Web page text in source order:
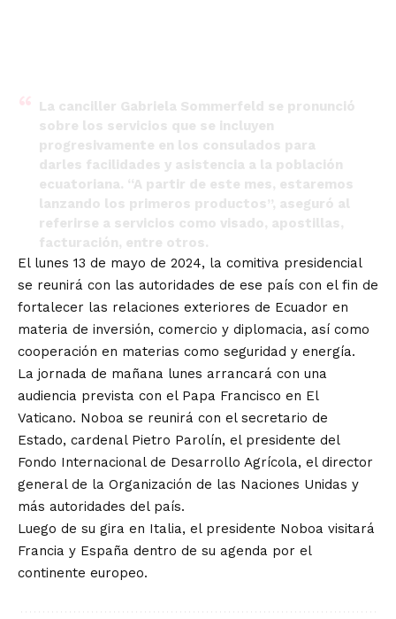
La canciller Gabriela Sommerfeld se pronunció
sobre los servicios que se incluyen
progresivamente en los consulados para
darles facilidades y asistencia a la población
ecuatoriana. “A partir de este mes, estaremos
lanzando los primeros productos”, aseguró al
referirse a servicios como visado, apostillas,
facturación, entre otros.
El lunes 13 de mayo de 2024, la comitiva presidencial
se reunirá con las autoridades de ese país con el fin de
fortalecer las relaciones exteriores de Ecuador en
materia de inversión, comercio y diplomacia, así como
cooperación en materias como seguridad y energía.
La jornada de mañana lunes arrancará con una
audiencia prevista con el Papa Francisco en El
Vaticano. Noboa se reunirá con el secretario de
Estado, cardenal Pietro Parolín, el presidente del
Fondo Internacional de Desarrollo Agrícola, el director
general de la Organización de las Naciones Unidas y
más autoridades del país.
Luego de su gira en Italia, el presidente Noboa visitará
Francia y España dentro de su agenda por el
continente europeo.